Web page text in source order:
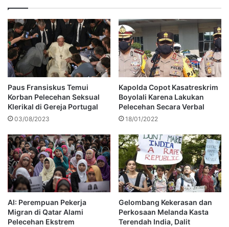
Paus Fransiskus Temui
Korban Pelecehan Seksual
Klerikal di Gereja Portugal
03/08/2023
Kapolda Copot Kasatreskrim
Boyolali Karena Lakukan
Pelecehan Secara Verbal
18/01/2022
AI: Perempuan Pekerja
Migran di Qatar Alami
Pelecehan Ekstrem
Gelombang Kekerasan dan
Perkosaan Melanda Kasta
Terendah India, Dalit